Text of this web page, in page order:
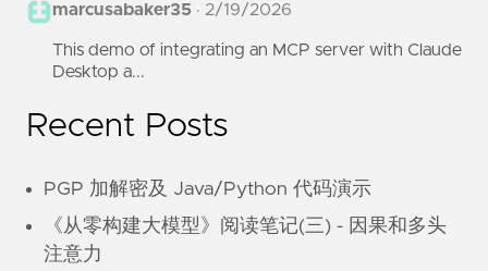
marcusabaker35 · 2/19/2026
This demo of integrating an MCP server with Claude
Desktop a...
Recent Posts
PGP 加解密及 Java/Python 代码演示
《从零构建大模型》阅读笔记(三) - 因果和多头
注意力